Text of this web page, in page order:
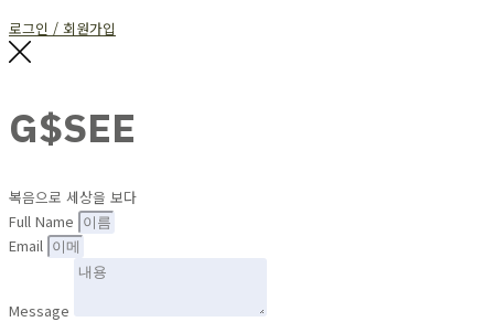
로그인 / 회원가입
G$SEE
복음으로 세상을 보다
Full Name
Email
Message